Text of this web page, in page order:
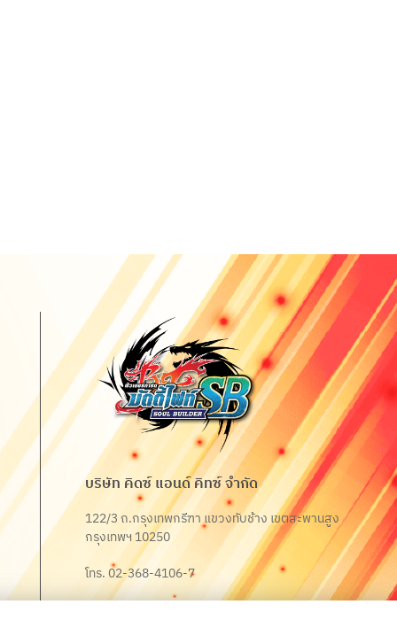
บริษัท คิดซ์ แอนด์ คิทซ์ จำกัด
122/3 ถ.กรุงเทพกรีฑา แขวงทับช้าง เขตสะพานสูง
กรุงเทพฯ 10250
โทร. 02-368-4106-7